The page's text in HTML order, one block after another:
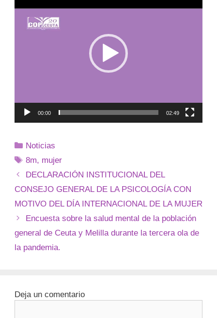
de
vídeo
00:00 02:49
Noticias
8m, mujer
DECLARACIÓN INSTITUCIONAL DEL
CONSEJO GENERAL DE LA PSICOLOGÍA CON
MOTIVO DEL DÍA INTERNACIONAL DE LA MUJER
Encuesta sobre la salud mental de la población
general de Ceuta y Melilla durante la tercera ola de
la pandemia.
Deja un comentario